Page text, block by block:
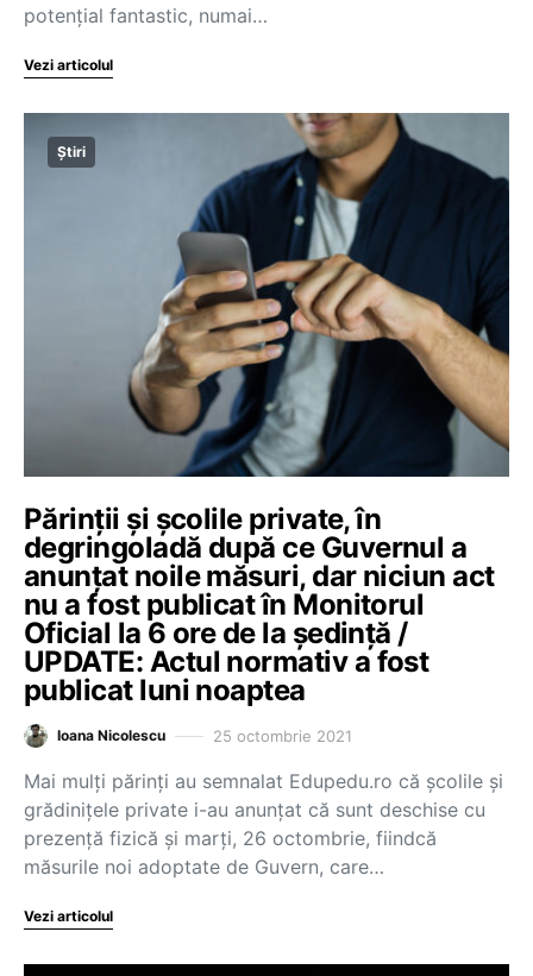
potențial fantastic, numai…
Vezi articolul
Știri
Părinții și școlile private, în
degringoladă după ce Guvernul a
anunțat noile măsuri, dar niciun act
nu a fost publicat în Monitorul
Oficial la 6 ore de la ședință /
UPDATE: Actul normativ a fost
publicat luni noaptea
Ioana Nicolescu 25 octombrie 2021
Mai mulți părinți au semnalat Edupedu.ro că școlile și
grădinițele private i-au anunțat că sunt deschise cu
prezență fizică și marți, 26 octombrie, fiindcă
măsurile noi adoptate de Guvern, care…
Vezi articolul